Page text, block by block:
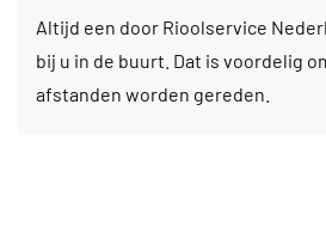
Altijd een door Rioolservice
bij u in de buurt. Dat is voordelig
afstanden worden gereden.